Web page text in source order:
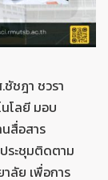
ชฎา ชวรา
โลยี มอบ
สื่อสาร
ระชุมติดตาม
ลัย เพื่อการ